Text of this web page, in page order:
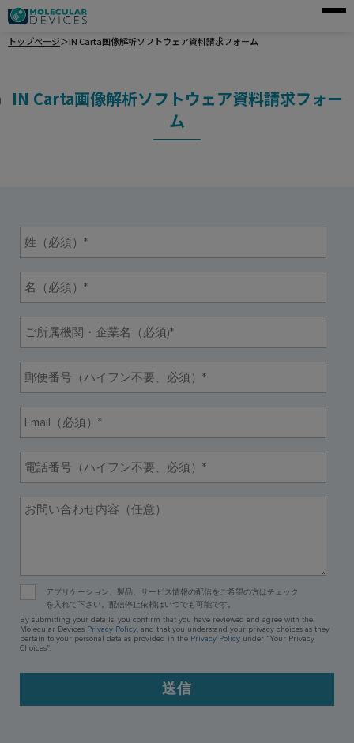
モレキュラーデバイスとは
製品一覧
サービス・サポート
修理、不具合、点検、移設等のお問い合わせ
トップページ＞IN Carta画像解析ソフトウェア資料請求フォーム
IN Carta画像解析ソフトウェア資料請求フォー
ム